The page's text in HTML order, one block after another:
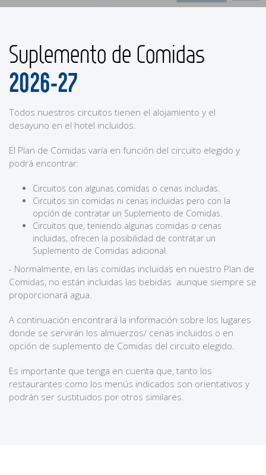
Suplemento de Comidas
2026-27
Todos nuestros circuitos tienen el alojamiento y el
desayuno en el hotel incluidos.
El Plan de Comidas varía en función del circuito elegido y
podrá encontrar:
Circuitos con algunas comidas o cenas incluidas.
Circuitos sin comidas ni cenas incluidas pero con la
opción de contratar un Suplemento de Comidas.
Circuitos que, teniendo algunas comidas o cenas
incluidas, ofrecen la posibilidad de contratar un
Suplemento de Comidas adicional.
- Normalmente, en las comidas incluidas en nuestro Plan de
Comidas, no están incluidas las bebidas aunque siempre se
proporcionará agua.
A continuación encontrará la información sobre los lugares
donde se servirán los almuerzos/ cenas incluidos o en
opción de suplemento de Comidas del circuito elegido.
Es importante que tenga en cuenta que, tanto los
restaurantes como los menús indicados son orientativos y
podrán ser sustituidos por otros similares.